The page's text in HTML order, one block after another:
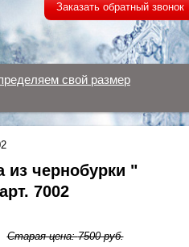
Заказать обратный звонок
свой размер
из чернобурки "
7002
Старая цена:7500руб.